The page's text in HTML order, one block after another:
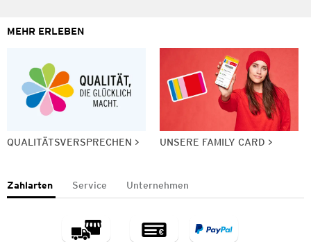
MEHR ERLEBEN
QUALITÄTSVERSPRECHEN UNSERE FAMILY CARD
Zahlarten Service Unternehmen